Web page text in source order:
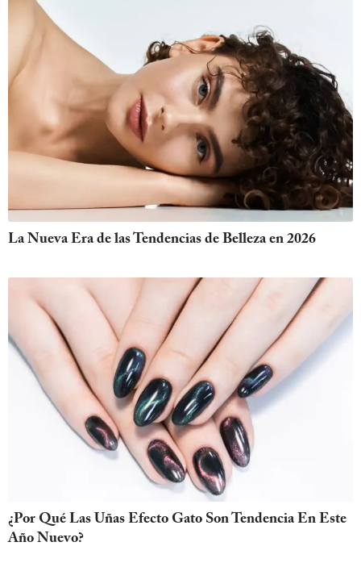
La Nueva Era de las Tendencias de Belleza en 2026
¿Por Qué Las Uñas Efecto Gato Son Tendencia En Este
Año Nuevo?